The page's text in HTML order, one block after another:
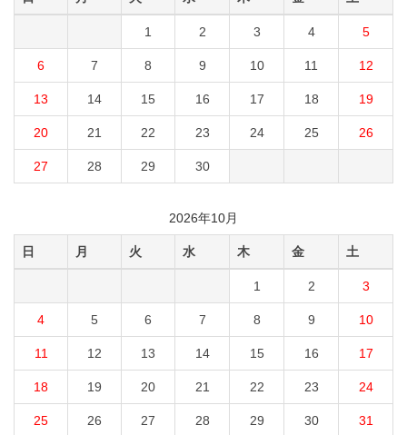
1 2 3 4 5
6 7 8 9 10 11 12
13 14 15 16 17 18 19
20 21 22 23 24 25 26
27 28 29 30
2026年10月
日 月 火 水 木 金 土
1 2 3
4 5 6 7 8 9 10
11 12 13 14 15 16 17
18 19 20 21 22 23 24
25 26 27 28 29 30 31